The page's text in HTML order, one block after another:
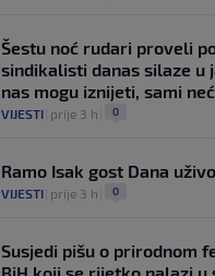
Šestu noć rudari proveli
sindikalisti danas silaze u
nas mogu iznijeti, sami
VIJESTI prije 3 h 0
Ramo Isak gost Dana uživo
VIJESTI prije 3 h 0
Susjedi pišu o prirodnom